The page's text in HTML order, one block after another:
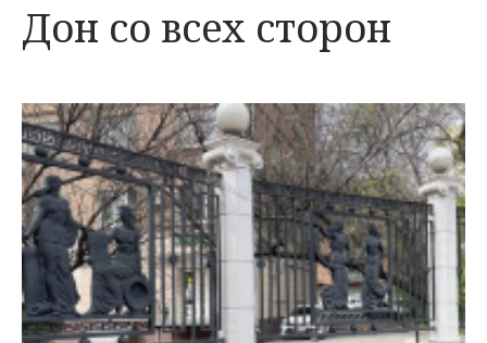
Дон со всех сторон